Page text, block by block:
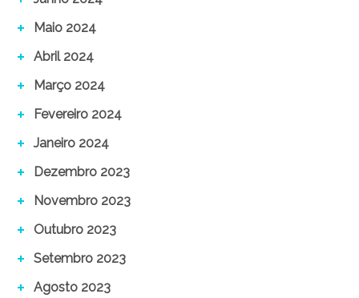
Maio 2024
Abril 2024
Março 2024
Fevereiro 2024
Janeiro 2024
Dezembro 2023
Novembro 2023
Outubro 2023
Setembro 2023
Agosto 2023